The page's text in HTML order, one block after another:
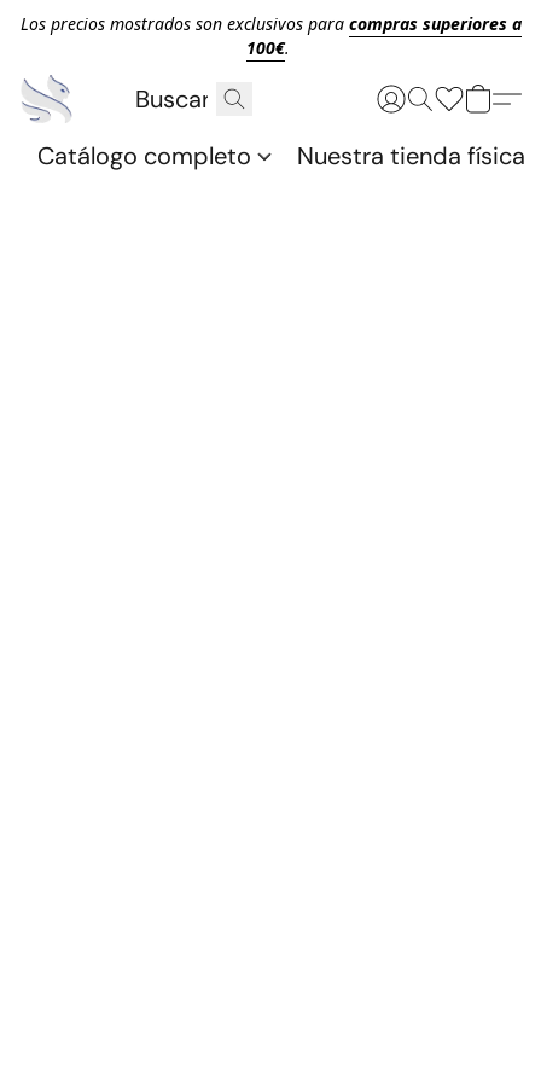
Los precios mostrados son exclusivos para compras superiores a
100€.
Catálogo completo Nuestra tienda física